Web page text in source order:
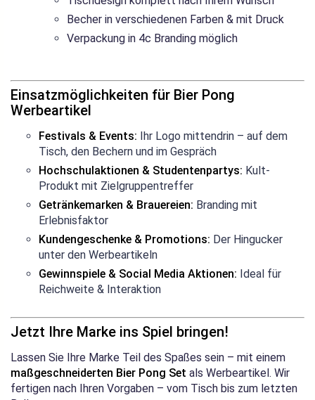
Becher in verschiedenen Farben & mit Druck
Verpackung in 4c Branding möglich
Einsatzmöglichkeiten für Bier Pong
Werbeartikel
Festivals & Events: Ihr Logo mittendrin – auf dem
Tisch, den Bechern und im Gespräch
Hochschulaktionen & Studentenpartys: Kult-
Produkt mit Zielgruppentreffer
Getränkemarken & Brauereien: Branding mit
Erlebnisfaktor
Kundengeschenke & Promotions: Der Hingucker
unter den Werbeartikeln
Gewinnspiele & Social Media Aktionen: Ideal für
Reichweite & Interaktion
Jetzt Ihre Marke ins Spiel bringen!
Lassen Sie Ihre Marke Teil des Spaßes sein – mit einem
maßgeschneiderten Bier Pong Set als Werbeartikel. Wir
fertigen nach Ihren Vorgaben – vom Tisch bis zum letzten